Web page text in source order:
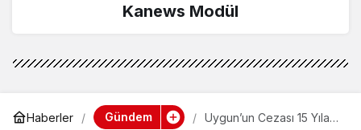
Kanews Modül
Haberler Gündem
Uygun’un Cezası 15 Yıla